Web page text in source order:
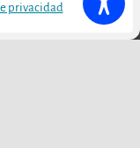
privacidad